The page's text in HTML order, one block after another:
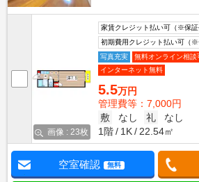
画像 : 23枚
家賃クレジット払い可（※保証
初期費用クレジット払い可（※
写真充実
無料オンライン相談
インターネット無料
5.5万円
管理費等：7,000円
敷
なし 礼
なし
1階
1K 22.54㎡
空室確認 無料